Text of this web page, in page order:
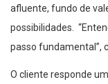
afluente, fundo de
possibilidades.
passo fundamental”,
O cliente responde